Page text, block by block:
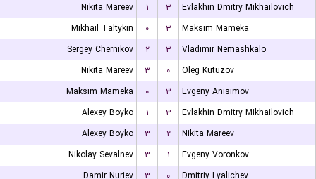
Nikita Mareev
۱ ۳
Evlakhin Dmitry Mikhailovich
Mikhail Taltykin
۰ ۳
Maksim Mameka
Sergey Chernikov
۲ ۳
Vladimir Nemashkalo
Nikita Mareev
۳ ۰
Oleg Kutuzov
Maksim Mameka
۰ ۳
Evgeny Anisimov
Alexey Boyko
۱ ۳
Evlakhin Dmitry Mikhailovich
Alexey Boyko
۳ ۲
Nikita Mareev
Nikolay Sevalnev
۳ ۱
Evgeny Voronkov
Damir Nuriev
۳ ۰
Dmitriy Lyalichev